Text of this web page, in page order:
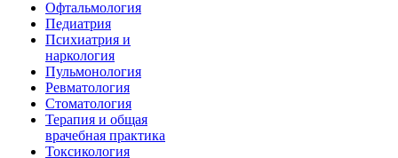
Офтальмология
Педиатрия
Психиатрия и
наркология
Пульмонология
Ревматология
Стоматология
Терапия и общая
врачебная практика
Токсикология